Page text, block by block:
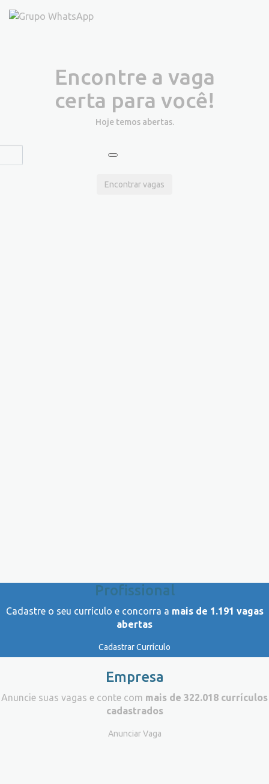
Encontre a vaga
certa para você!
Hoje temos abertas.
Encontrar vagas
Profissional
Cadastre o seu currículo e concorra a mais de 1.191 vagas
abertas
Cadastrar Currículo
Empresa
Anuncie suas vagas e conte com mais de 322.018 currículos
cadastrados
Anunciar Vaga